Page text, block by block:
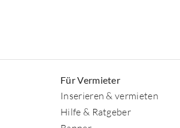
Für Vermieter
Inserieren & vermieten
Hilfe & Ratgeber